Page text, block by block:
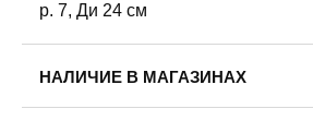
р. 7, Ди 24 см
НАЛИЧИЕ В МАГАЗИНАХ